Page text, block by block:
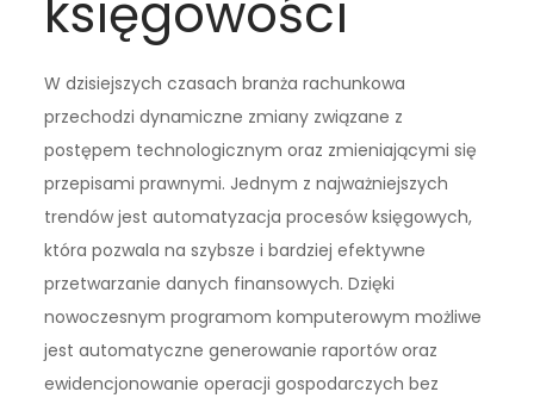
księgowości
W dzisiejszych czasach branża rachunkowa
przechodzi dynamiczne zmiany związane z
postępem technologicznym oraz zmieniającymi się
przepisami prawnymi. Jednym z najważniejszych
trendów jest automatyzacja procesów księgowych,
która pozwala na szybsze i bardziej efektywne
przetwarzanie danych finansowych. Dzięki
nowoczesnym programom komputerowym możliwe
jest automatyczne generowanie raportów oraz
ewidencjonowanie operacji gospodarczych bez